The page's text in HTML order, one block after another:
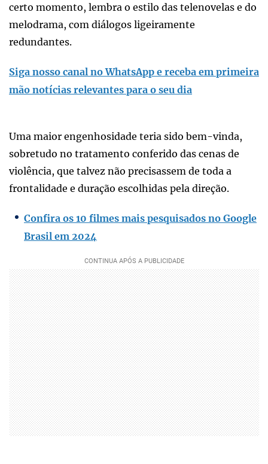
certo momento, lembra o estilo das telenovelas e do
melodrama, com diálogos ligeiramente
redundantes.
Siga nosso canal no WhatsApp e receba em primeira
mão notícias relevantes para o seu dia
Uma maior engenhosidade teria sido bem-vinda,
sobretudo no tratamento conferido das cenas de
violência, que talvez não precisassem de toda a
frontalidade e duração escolhidas pela direção.
Confira os 10 filmes mais pesquisados no Google
Brasil em 2024